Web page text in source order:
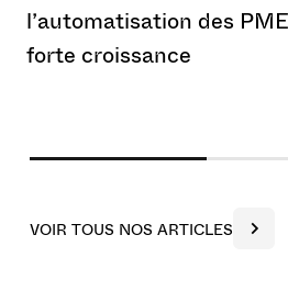
l’automatisation des PME
forte croissance
VOIR TOUS NOS ARTICLES